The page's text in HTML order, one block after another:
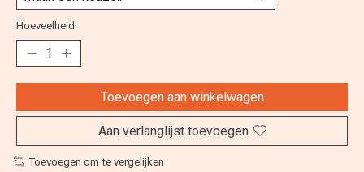
Hoeveelheid:
Toevoegen aan winkelwagen
Aan verlanglijst toevoegen
Toevoegen om te vergelijken